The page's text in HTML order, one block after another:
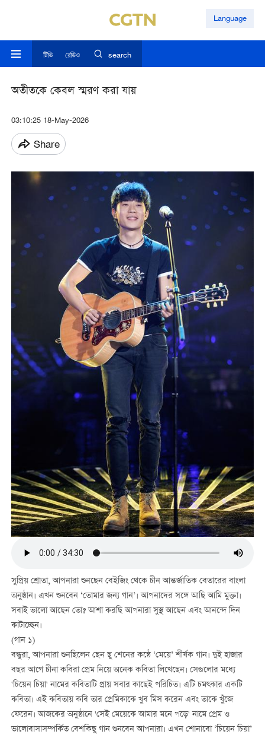
Language
টিভি রেডিও search
অতীতকে কেবল স্মরণ করা যায়
03:10:25 18-May-2026
Share
সুপ্রিয় শ্রোতা, আপনারা শুনছেন বেইজিং থেকে চীন আন্তর্জাতিক বেতারের বাংলা
অনুষ্ঠান। এখন শুনবেন ‘তোমার জন্য গান’। আপনাদের সঙ্গে আছি আমি মুক্তা।
সবাই ভালো আছেন তো? আশা করছি আপনারা সুস্থ আছেন এবং আনন্দে দিন
কাটাচ্ছেন।
(গান ১)
বন্ধুরা, আপনারা শুনছিলেন ছেন ছু শেনের কন্ঠে ‘মেয়ে’ শীর্ষক গান। দুই হাজার
বছর আগে চীনা কবিরা প্রেম নিয়ে অনেক কবিতা লিখেছেন। সেগুলোর মধ্যে
'চিয়েন চিয়া' নামের কবিতাটি প্রায় সবার কাছেই পরিচিত। এটি চমত্কার একটি
কবিতা। এই কবিতায় কবি তার প্রেমিকাকে খুব মিস করেন এবং তাকে খুঁজে
ফেরেন। আজকের অনুষ্ঠানে 'সেই মেয়েকে আমার মনে পড়ে' নামে প্রেম ও
ভালোবাসাসম্পর্কিত বেশকিছু গান শুনবেন আপনারা। এখন শোনাবো ‘চিয়েন চিয়া’